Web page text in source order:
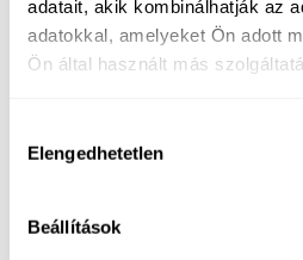
adatait, akik kombinálhatják az
adatokkal, amelyeket Ön adott
Ön által használt más
kiválasztása
Elengedhetetlen
Beállítások
érdekességeket tartogatnak
Egyetem
váltakozószakmai
teszthálózat látogatás, és
sem, amely élő tér- és
és a gyerekek kézfelületével